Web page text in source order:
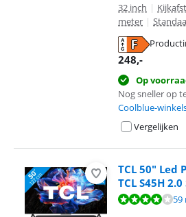
32 inch |
meter |
248,-
Op
Nog sneller op
Coolblue-
Vergelijken
TCL 50" Led
TCL S45H
Beoordeling is 8,3 van de 10, gebaseerd op
59